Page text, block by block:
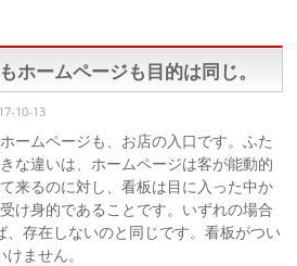
ホームページも目的は同じ。
10-13
ームページも、お店の入口です。ふた
な違いは、ホームページは客が能動的
来るのに対し、看板は目に入った中か
け身的であることです。いずれの場合
、存在しないのと同じです。看板がつい
ません。